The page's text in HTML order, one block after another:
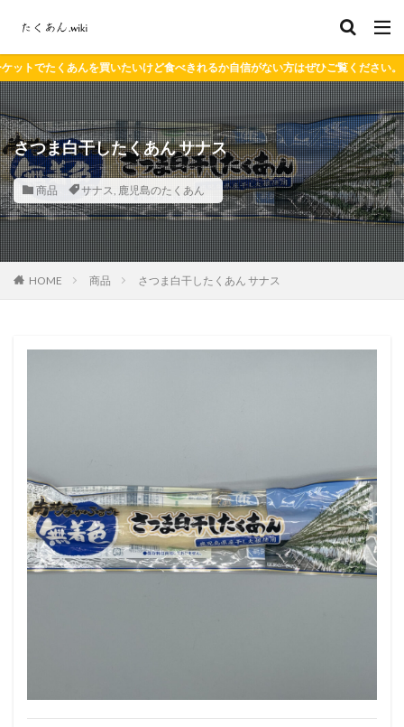
けど食べきれるか自信がない方はぜひご覧ください。
さつま白干したくあん サナス
商品 サナス, 鹿児島のたくあん
HOME 商品 さつま白干したくあん サナス